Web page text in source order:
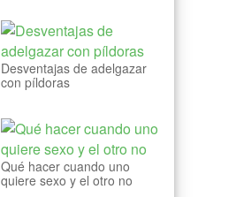
Desventajas de adelgazar
con píldoras
Qué hacer cuando uno
quiere sexo y el otro no